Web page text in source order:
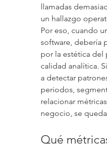
llamadas
un hallazgo
Por eso, cuando
software, debería
por la estética del
calidad analítica.
a detectar
periodos,
relacionar
negocio, se
Qué